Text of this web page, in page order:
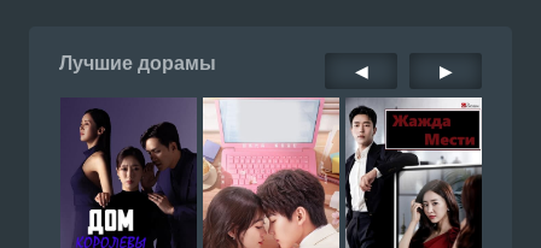
Лучшие дорамы ◀ ▶